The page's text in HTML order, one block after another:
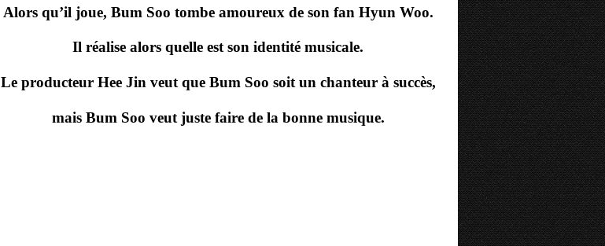
Alors qu’il joue, Bum Soo tombe amoureux de son fan Hyun Woo.
Il réalise alors quelle est son identité musicale.
Le producteur Hee Jin veut que Bum Soo soit un chanteur à succès,
mais Bum Soo veut juste faire de la bonne musique.